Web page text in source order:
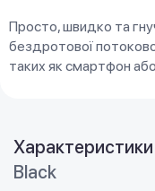
Просто, швидко та
бездротової
таких як смартфон
Характеристики
Black